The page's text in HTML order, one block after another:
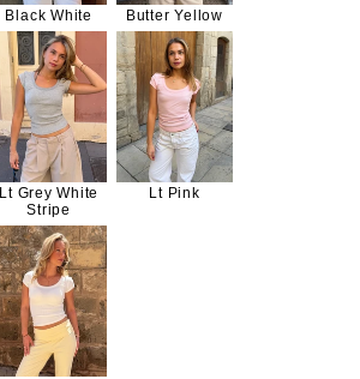
Black White Butter Yellow
Lt Grey White
Stripe
Lt Pink